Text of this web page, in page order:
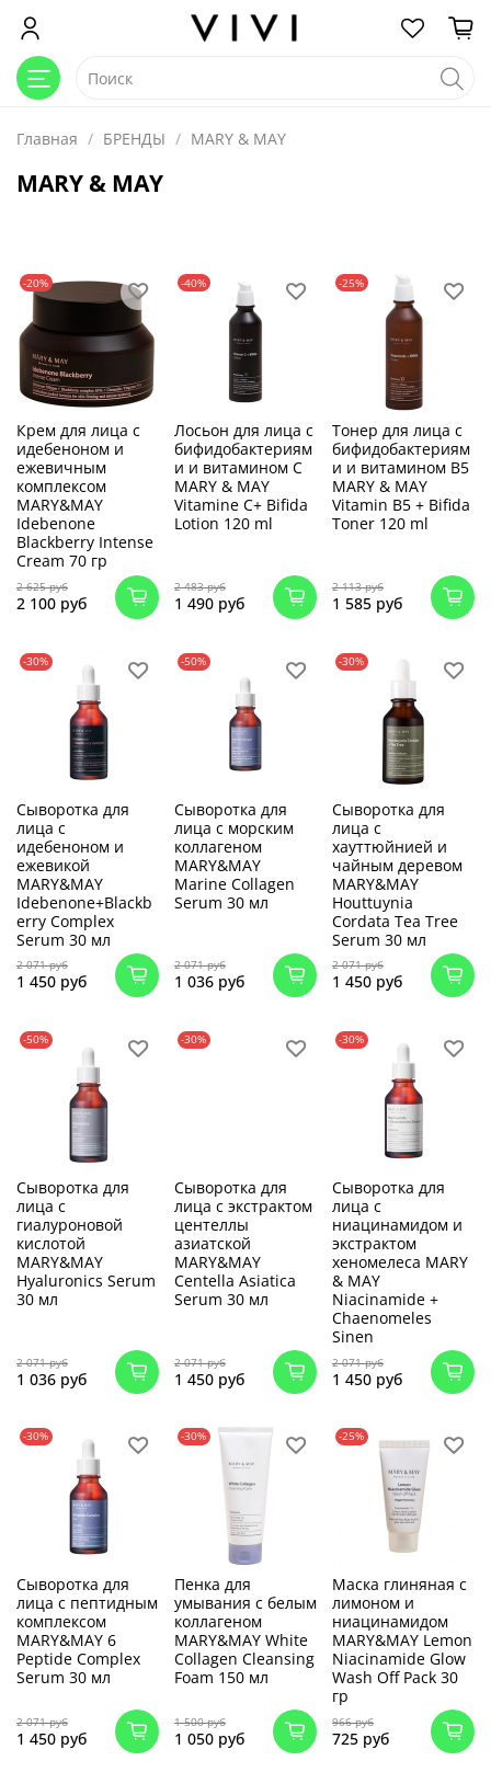
Главная БРЕНДЫ MARY & MAY
MARY & MAY
-20%
Крем для лица с
идебеноном и
ежевичным
комплексом
MARY&MAY
Idebenone
Blackberry Intense
Cream 70 гр
2 625 руб
2 100 руб
-40%
Лосьон для лица с
бифидобактериям
и и витамином С
MARY & MAY
Vitamine C+ Bifida
Lotion 120 ml
2 483 руб
1 490 руб
-25%
Тонер для лица с
бифидобактериям
и и витамином В5
MARY & MAY
Vitamin B5 + Bifida
Toner 120 ml
2 113 руб
1 585 руб
-30%
Сыворотка для
лица с
идебеноном и
ежевикой
MARY&MAY
Idebenone+Blackb
erry Complex
Serum 30 мл
2 071 руб
1 450 руб
-50%
Сыворотка для
лица с морским
коллагеном
MARY&MAY
Marine Collagen
Serum 30 мл
2 071 руб
1 036 руб
-30%
Сыворотка для
лица с
хауттюйнией и
чайным деревом
MARY&MAY
Houttuynia
Cordata Tea Tree
Serum 30 мл
2 071 руб
1 450 руб
-50%
Сыворотка для
лица с
гиалуроновой
кислотой
MARY&MAY
Hyaluronics Serum
30 мл
2 071 руб
1 036 руб
-30%
Сыворотка для
лица с экстрактом
центеллы
азиатской
MARY&MAY
Centella Asiatica
Serum 30 мл
2 071 руб
1 450 руб
-30%
Сыворотка для
лица с
ниацинамидом и
экстрактом
хеномелеса MARY
& MAY
Niacinamide +
Chaenomeles
Sinen
2 071 руб
1 450 руб
-30%
Сыворотка для
лица с пептидным
комплексом
MARY&MAY 6
Peptide Complex
Serum 30 мл
2 071 руб
1 450 руб
-30%
Пенка для
умывания с белым
коллагеном
MARY&MAY White
Collagen Cleansing
Foam 150 мл
1 500 руб
1 050 руб
-25%
Маска глиняная с
лимоном и
ниацинамидом
MARY&MAY Lemon
Niacinamide Glow
Wash Off Pack 30
гр
966 руб
725 руб